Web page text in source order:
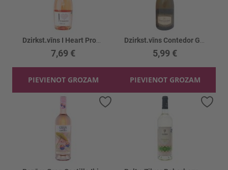
7,69 €
PIEVIENOT GROZAM
5,99 €
PIEVIENOT GROZAM
Pievienot vēlmju sarakstam